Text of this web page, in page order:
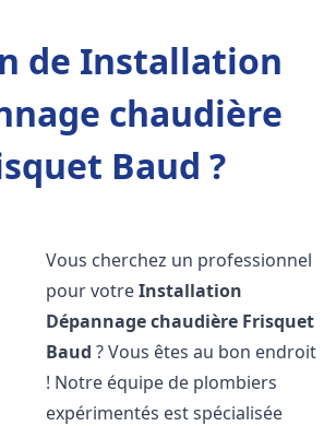
de Installation
chaudière
Baud ?
Vous cherchez un professionnel
pour votreInstallation
Dépannage chaudière Frisquet
Baud ? Vous êtes au bon endroit
! Notre équipe de plombiers
expérimentés est spécialisée